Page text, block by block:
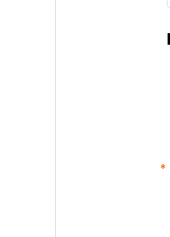
*